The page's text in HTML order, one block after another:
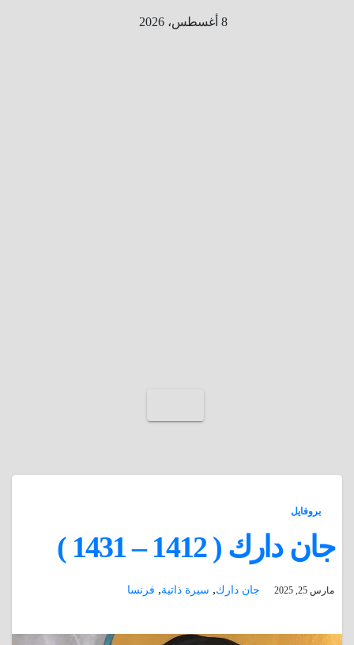
8 أغسطس، 2026
بروفايل
جان دارك ( 1412 – 1431 )
مارس 25, 2025 جان دارك, سيرة ذاتية, فرنسا